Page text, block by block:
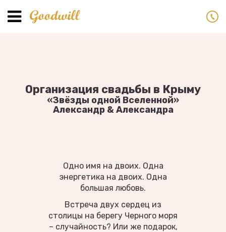
Toggle
Организация свадьбы в Крыму
«Звёзды одной Вселенной»
Александр & Александра
Одно имя на двоих. Одна
энергетика на двоих. Одна
большая любовь.
Встреча двух сердец из
столицы на берегу Черного моря
– случайность? Или же подарок,